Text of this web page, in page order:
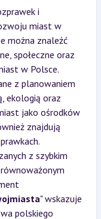
i
miast w
można znaleźć
społeczne oraz
w Polsce.
z planowaniem
ekologią oraz
jako ośrodków
znajdują
z szybkim
" wskazuje
polskiego